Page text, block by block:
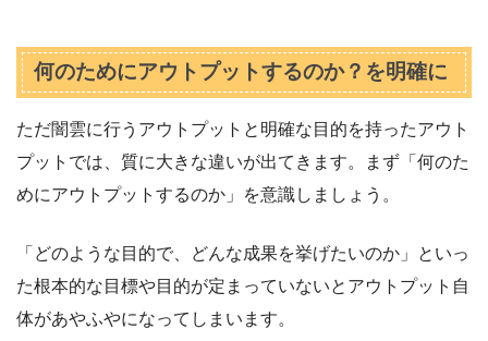
何のためにアウトプットするのか？を明確に
ただ闇雲に行うアウトプットと明確な目的を持ったアウト
プットでは、質に大きな違いが出てきます。まず「何のた
めにアウトプットするのか」を意識しましょう。
「どのような目的で、どんな成果を挙げたいのか」といっ
た根本的な目標や目的が定まっていないとアウトプット自
体があやふやになってしまいます。